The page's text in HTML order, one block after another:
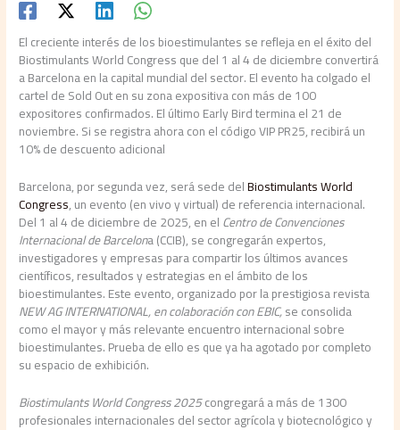
El creciente interés de los bioestimulantes se refleja en el éxito del
Biostimulants World Congress que del 1 al 4 de diciembre convertirá
a Barcelona en la capital mundial del sector. El evento ha colgado el
cartel de Sold Out en su zona expositiva con más de 100
expositores confirmados. El último Early Bird termina el 21 de
noviembre. Si se registra ahora con el código VIP PR25, recibirá un
10% de descuento adicional
Barcelona, por segunda vez, será sede delBiostimulants World
Congress, un evento (en vivo y virtual) de referencia internacional.
Del 1 al 4 de diciembre de 2025, en elCentro de Convenciones
Internacional de Barcelona (CCIB), se congregarán expertos,
investigadores y empresas para compartir los últimos avances
científicos, resultados y estrategias en el ámbito de los
bioestimulantes. Este evento, organizado porla prestigiosa revista
NEW AG INTERNATIONAL, en colaboración con EBIC,se consolida
como el mayor y más relevante encuentro internacional sobre
bioestimulantes. Prueba de ello es que ya ha agotado por completo
su espacio de exhibición.
Biostimulants World Congress 2025congregará a más de 1300
profesionales internacionales del sector agrícola y biotecnológico y